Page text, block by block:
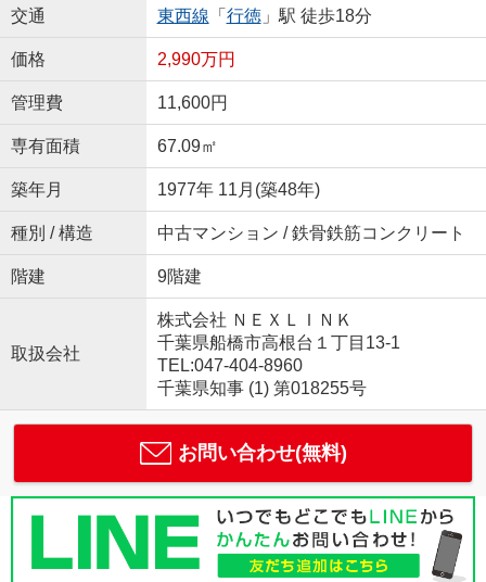
交通 東西線 「 行徳」駅 徒歩18分
価格 2,990万円
管理費 11,600円
専有面積 67.09㎡
築年月 1977年 11月(築48年)
種別 / 構造 中古マンション / 鉄骨鉄筋コンクリート
階建 9階建
取扱会社
株式会社 ＮＥＸＬＩＮＫ
千葉県船橋市高根台１丁目13-1
TEL:047-404-8960
千葉県知事 (1) 第018255号
お問い合わせ(無料)